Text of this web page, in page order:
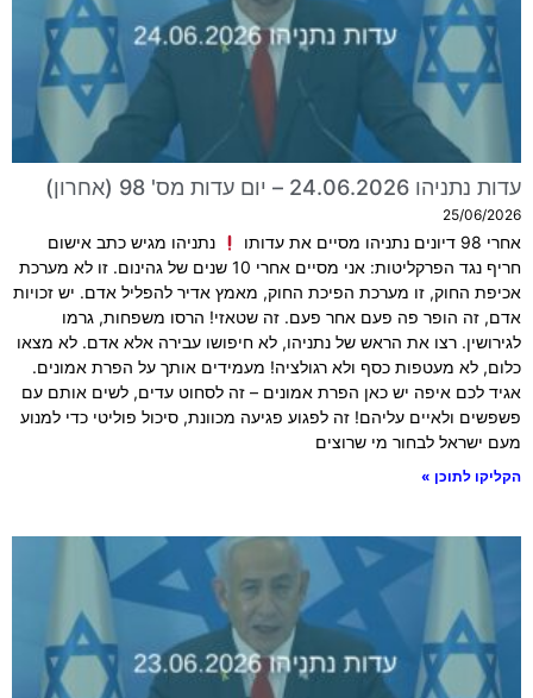
עדות נתניהו 24.06.2026 – יום עדות מס' 98 (אחרון)
25/06/2026
אחרי 98 דיונים נתניהו מסיים את עדותו
נתניהו מגיש כתב אישום
חריף נגד הפרקליטות: אני מסיים אחרי 10 שנים של גהינום. זו לא מערכת
אכיפת החוק, זו מערכת הפיכת החוק, מאמץ אדיר להפליל אדם. יש זכויות
אדם, זה הופר פה פעם אחר פעם. זה שטאזי! הרסו משפחות, גרמו
לגירושין. רצו את הראש של נתניהו, לא חיפושו עבירה אלא אדם. לא מצאו
כלום, לא מעטפות כסף ולא רגולציה! מעמידים אותך על הפרת אמונים.
אגיד לכם איפה יש כאן הפרת אמונים – זה לסחוט עדים, לשים אותם עם
פשפשים ולאיים עליהם! זה לפגוע פגיעה מכוונת, סיכול פוליטי כדי למנוע
מעם ישראל לבחור מי שרוצים
הקליקו לתוכן »